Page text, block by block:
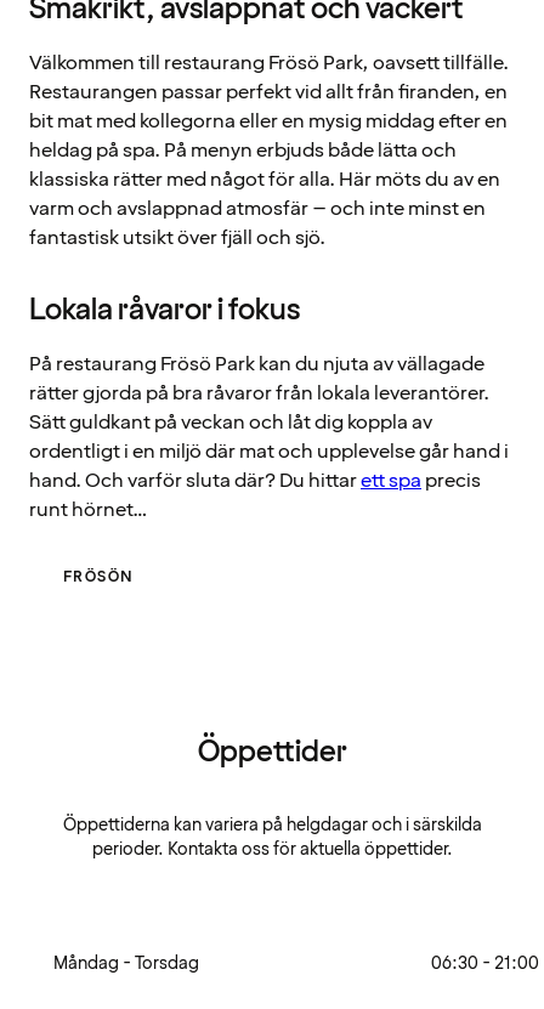
Smakrikt, avslappnat och vackert
Välkommen till restaurang Frösö Park, oavsett tillfälle.
Restaurangen passar perfekt vid allt från firanden, en
bit mat med kollegorna eller en mysig middag efter en
heldag på spa. På menyn erbjuds både lätta och
klassiska rätter med något för alla. Här möts du av en
varm och avslappnad atmosfär – och inte minst en
fantastisk utsikt över fjäll och sjö.
Lokala råvaror i fokus
På restaurang Frösö Park kan du njuta av vällagade
rätter gjorda på bra råvaror från lokala leverantörer.
Sätt guldkant på veckan och låt dig koppla av
ordentligt i en miljö där mat och upplevelse går hand i
hand. Och varför sluta där? Du hittarett spaprecis
runt hörnet…
FRÖSÖN
Öppettider
Öppettiderna kan variera på helgdagar och i särskilda
perioder. Kontakta oss för aktuella öppettider.
Måndag - Torsdag 06:30 - 21:00